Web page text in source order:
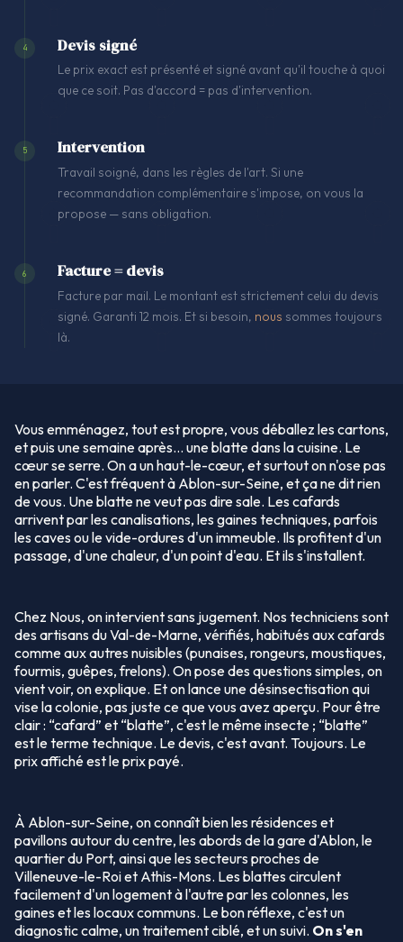
4 Devis signé
Le prix exact est présenté et signé avant qu'il touche à quoi
que ce soit. Pas d'accord = pas d'intervention.
5 Intervention
Travail soigné, dans les règles de l'art. Si une
recommandation complémentaire s'impose, on vous la
propose — sans obligation.
6 Facture = devis
Facture par mail. Le montant est strictement celui du devis
signé. Garanti 12 mois. Et si besoin, nous sommes toujours
là.
Vous emménagez, tout est propre, vous déballez les cartons,
et puis une semaine après… une blatte dans la cuisine. Le
cœur se serre. On a un haut-le-cœur, et surtout on n'ose pas
en parler. C'est fréquent à Ablon-sur-Seine, et ça ne dit rien
de vous. Une blatte ne veut pas dire sale. Les cafards
arrivent par les canalisations, les gaines techniques, parfois
les caves ou le vide-ordures d'un immeuble. Ils profitent d'un
passage, d'une chaleur, d'un point d'eau. Et ils s'installent.
Chez Nous, on intervient sans jugement. Nos techniciens sont
des artisans du Val-de-Marne, vérifiés, habitués aux cafards
comme aux autres nuisibles (punaises, rongeurs, moustiques,
fourmis, guêpes, frelons). On pose des questions simples, on
vient voir, on explique. Et on lance une désinsectisation qui
vise la colonie, pas juste ce que vous avez aperçu. Pour être
clair : “cafard” et “blatte”, c'est le même insecte ; “blatte”
est le terme technique. Le devis, c'est avant. Toujours. Le
prix affiché est le prix payé.
À Ablon-sur-Seine, on connaît bien les résidences et
pavillons autour du centre, les abords de la gare d'Ablon, le
quartier du Port, ainsi que les secteurs proches de
Villeneuve-le-Roi et Athis-Mons. Les blattes circulent
facilement d'un logement à l'autre par les colonnes, les
gaines et les locaux communs. Le bon réflexe, c'est un
diagnostic calme, un traitement ciblé, et un suivi. On s'en